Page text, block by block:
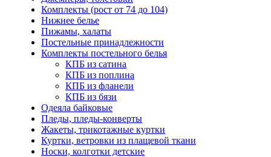
Комплекты (рост от 74 до 104)
Нижнее белье
Пижамы, халаты
Постельные принадлежности
Комплекты постельного белья
КПБ из сатина
КПБ из поплина
КПБ из фланели
КПБ из бязи
Одеяла байковые
Пледы, пледы-конверты
Жакеты, трикотажные куртки
Куртки, ветровки из плащевой ткани
Носки, колготки детские